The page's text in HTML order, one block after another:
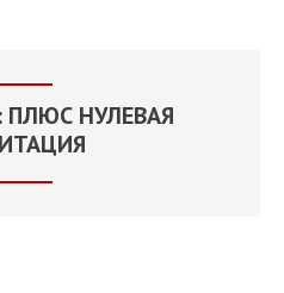
НУЛЕВАЯ